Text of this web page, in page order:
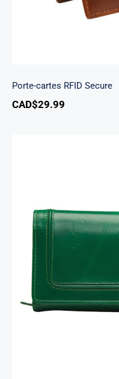
Porte-cartes RFID Secure
CAD$29.99
South Beach